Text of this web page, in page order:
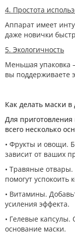
4. Простота
Аппарат имеет
даже новички
5. Экологичность
Меньшая упаковка
вы поддерживаете
Как делать маски
Для
всего несколько
• Фрукты и овощи.
зависит от ваших
• Травяные
помогут успокоить
• Витамины.
усиления эффекта.
• Гелевые
основание маски.